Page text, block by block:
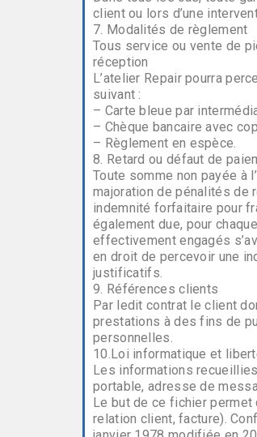
client ou lors d’une
7. Modalités de règlement
Tous service ou vente de
réception
L’atelier Repair pourra
suivant :
– Carte bleue par
– Chèque bancaire avec
– Règlement en espèce.
8. Retard ou défaut de
Toute somme non payée à
majoration de pénalités de
indemnité forfaitaire pour
également due, pour
effectivement engagés
en droit de percevoir une
justificatifs.
9. Références clients
Par ledit contrat le client
prestations à des fins de
personnelles.
10.Loi informatique et
Les informations
portable, adresse de
Le but de ce fichier
relation client, facture).